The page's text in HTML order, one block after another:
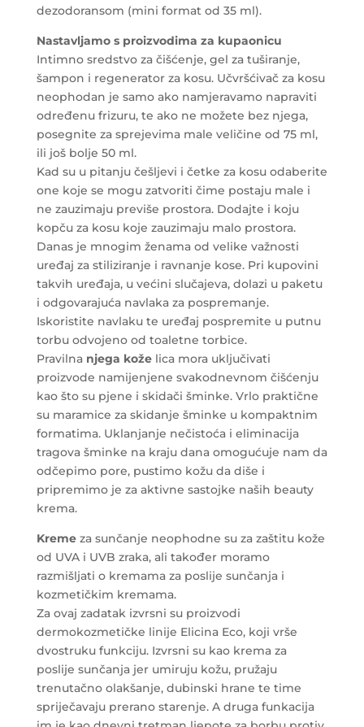
dezodoransom (mini format od 35 ml).
Nastavljamo s proizvodima za kupaonicu
Intimno sredstvo za čišćenje, gel za tuširanje,
šampon i regenerator za kosu. Učvršćivač za kosu
neophodan je samo ako namjeravamo napraviti
određenu frizuru, te ako ne možete bez njega,
posegnite za sprejevima male veličine od 75 ml,
ili još bolje 50 ml.
Kad su u pitanju češljevi i četke za kosu odaberite
one koje se mogu zatvoriti čime postaju male i
ne zauzimaju previše prostora. Dodajte i koju
kopču za kosu koje zauzimaju malo prostora.
Danas je mnogim ženama od velike važnosti
uređaj za stiliziranje i ravnanje kose. Pri kupovini
takvih uređaja, u većini slučajeva, dolazi u paketu
i odgovarajuća navlaka za pospremanje.
Iskoristite navlaku te uređaj pospremite u putnu
torbu odvojeno od toaletne torbice.
Pravilna njega koželica mora uključivati ​​
proizvode namijenjene svakodnevnom čišćenju
kao što su pjene i skidači šminke. Vrlo praktične
su maramice za skidanje šminke u kompaktnim
formatima. Uklanjanje nečistoća i eliminacija
tragova šminke na kraju dana omogućuje nam da
odčepimo pore, pustimo kožu da diše i
pripremimo je za aktivne sastojke naših beauty
krema.
Kreme za sunčanje neophodne su za zaštitu kože
od UVA i UVB zraka, ali također moramo
razmišljati o kremama za poslije sunčanja i
kozmetičkim kremama.
Za ovaj zadatak izvrsni su proizvodi
dermokozmetičke linije Elicina Eco, koji vrše
dvostruku funkciju. Izvrsni su kao krema za
poslije sunčanja jer umiruju kožu, pružaju
trenutačno olakšanje, dubinski hrane te time
spriječavaju prerano starenje. A druga funkacija